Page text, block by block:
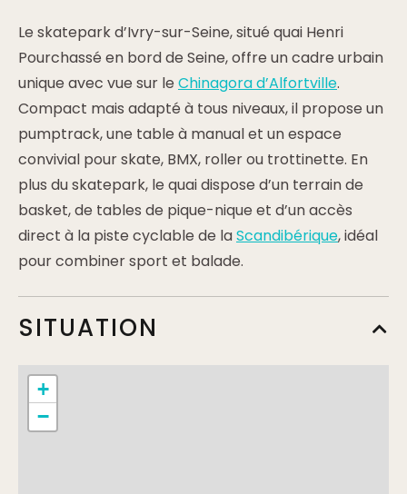
Le skatepark d’Ivry-sur-Seine, situé quai Henri
Pourchassé en bord de Seine, offre un cadre urbain
unique avec vue sur le Chinagora d’Alfortville.
Compact mais adapté à tous niveaux, il propose un
pumptrack, une table à manual et un espace
convivial pour skate, BMX, roller ou trottinette. En
plus du skatepark, le quai dispose d’un terrain de
basket, de tables de pique-nique et d’un accès
direct à la piste cyclable de laScandibérique, idéal
pour combiner sport et balade.
SITUATION
+
−